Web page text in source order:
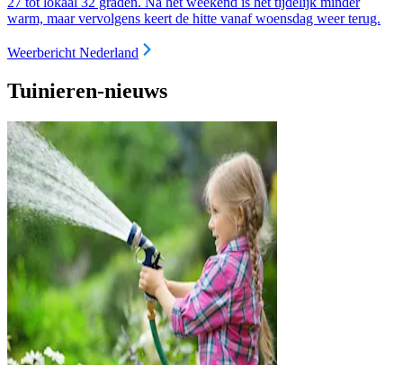
warm, maar vervolgens keert de hitte vanaf woensdag weer terug.
Weerbericht Nederland
Tuinieren-nieuws